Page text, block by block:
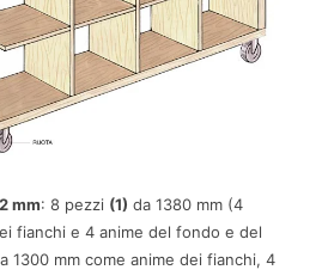
mm: 8 pezzi (1) da 1380 mm (4
fianchi e 4 anime del fondo e del
1300 mm come anime dei fianchi, 4